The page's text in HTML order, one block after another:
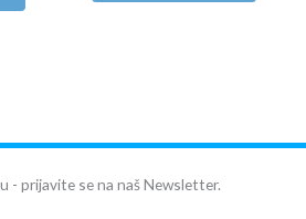
- prijavite se na naš Newsletter.